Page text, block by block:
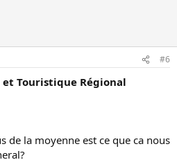
#6
Touristique Régional
de la moyenne est ce que ca nous